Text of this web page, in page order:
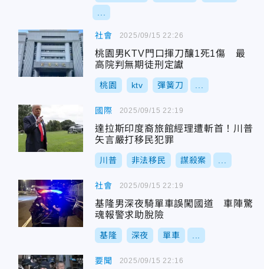
社會
桃園男KTV門口揮刀釀1死1傷 最
高院判無期徒刑定讞
桃園 ktv 彈簧刀
2025/09/15 22:26
國際
達拉斯印度裔旅館經理遭斬首！川普
矢言嚴打移民犯罪
川普 非法移民 謀殺案
2025/09/15 22:19
社會
基隆男深夜騎單車誤闖國道 車陣驚
魂報警求助脫險
基隆 深夜 單車
2025/09/15 22:19
要聞 2025/09/15 22:16